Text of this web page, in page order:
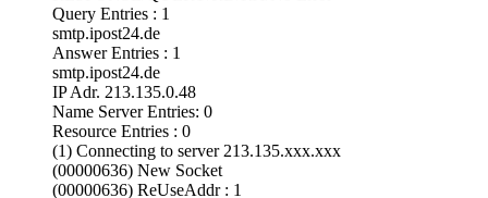
Query Entries : 1
smtp.ipost24.de
Answer Entries : 1
smtp.ipost24.de
IP Adr. 213.135.0.48
Name Server Entries: 0
Resource Entries : 0
(1) Connecting to server 213.135.xxx.xxx
(00000636) New Socket
(00000636) ReUseAddr : 1